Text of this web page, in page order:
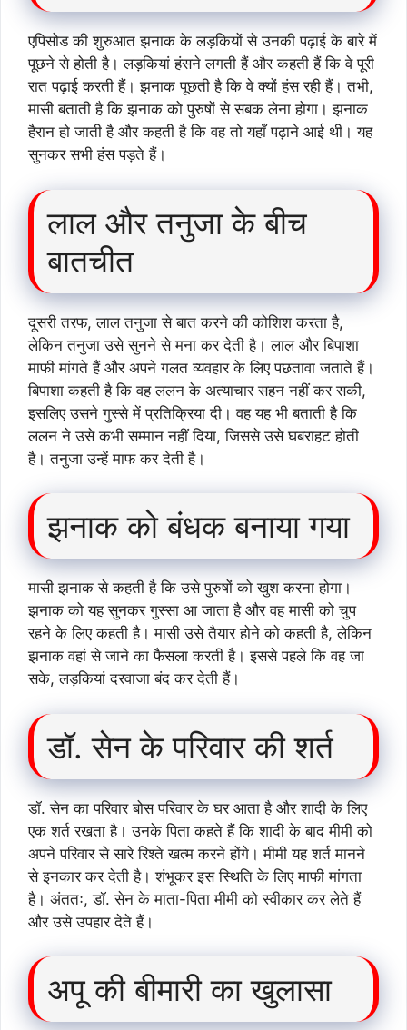
एपिसोड की शुरुआत झनाक के लड़कियों से उनकी पढ़ाई के बारे में
पूछने से होती है। लड़कियां हंसने लगती हैं और कहती हैं कि वे पूरी
रात पढ़ाई करती हैं। झनाक पूछती है कि वे क्यों हंस रही हैं। तभी,
मासी बताती है कि झनाक को पुरुषों से सबक लेना होगा। झनाक
हैरान हो जाती है और कहती है कि वह तो यहाँ पढ़ाने आई थी। यह
सुनकर सभी हंस पड़ते हैं।
लाल और तनुजा के बीच
बातचीत
दूसरी तरफ, लाल तनुजा से बात करने की कोशिश करता है,
लेकिन तनुजा उसे सुनने से मना कर देती है। लाल और बिपाशा
माफी मांगते हैं और अपने गलत व्यवहार के लिए पछतावा जताते हैं।
बिपाशा कहती है कि वह ललन के अत्याचार सहन नहीं कर सकी,
इसलिए उसने गुस्से में प्रतिक्रिया दी। वह यह भी बताती है कि
ललन ने उसे कभी सम्मान नहीं दिया, जिससे उसे घबराहट होती
है। तनुजा उन्हें माफ कर देती है।
झनाक को बंधक बनाया गया
मासी झनाक से कहती है कि उसे पुरुषों को खुश करना होगा।
झनाक को यह सुनकर गुस्सा आ जाता है और वह मासी को चुप
रहने के लिए कहती है। मासी उसे तैयार होने को कहती है, लेकिन
झनाक वहां से जाने का फैसला करती है। इससे पहले कि वह जा
सके, लड़कियां दरवाजा बंद कर देती हैं।
डॉ. सेन के परिवार की शर्त
डॉ. सेन का परिवार बोस परिवार के घर आता है और शादी के लिए
एक शर्त रखता है। उनके पिता कहते हैं कि शादी के बाद मीमी को
अपने परिवार से सारे रिश्ते खत्म करने होंगे। मीमी यह शर्त मानने
से इनकार कर देती है। शंभूकर इस स्थिति के लिए माफी मांगता
है। अंततः, डॉ. सेन के माता-पिता मीमी को स्वीकार कर लेते हैं
और उसे उपहार देते हैं।
अपू की बीमारी का खुलासा